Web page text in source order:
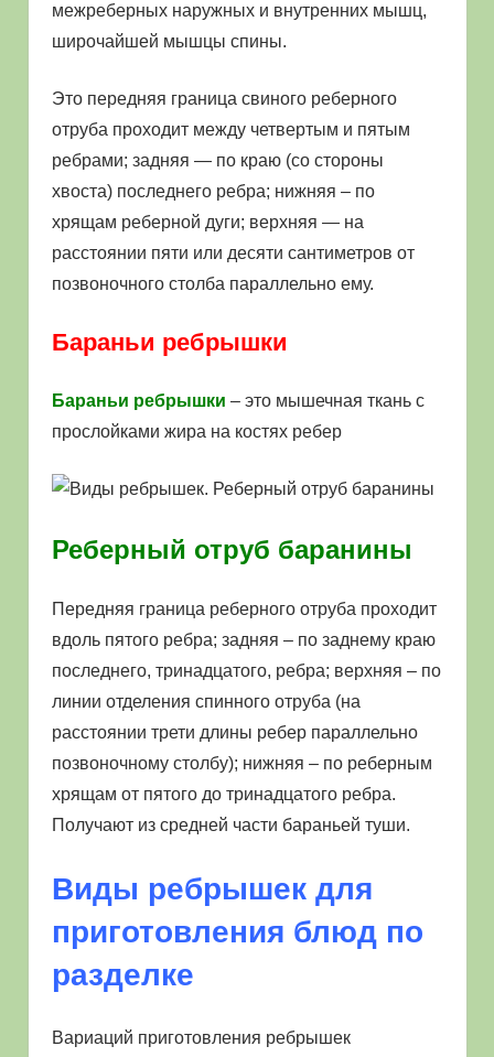
межреберных наружных и внутренних мышц,
широчайшей мышцы спины.
Это передняя граница свиного реберного
отруба проходит между четвертым и пятым
ребрами; задняя — по краю (со стороны
хвоста) последнего ребра; нижняя – по
хрящам реберной дуги; верхняя — на
расстоянии пяти или десяти сантиметров от
позвоночного столба параллельно ему.
Бараньи ребрышки
Бараньи ребрышки – это мышечная ткань с
прослойками жира на костях ребер
Реберный отруб баранины
Передняя граница реберного отруба проходит
вдоль пятого ребра; задняя – по заднему краю
последнего, тринадцатого, ребра; верхняя – по
линии отделения спинного отруба (на
расстоянии трети длины ребер параллельно
позвоночному столбу); нижняя – по реберным
хрящам от пятого до тринадцатого ребра.
Получают из средней части бараньей туши.
Виды ребрышек для
приготовления блюд по
разделке
Вариаций приготовления ребрышек